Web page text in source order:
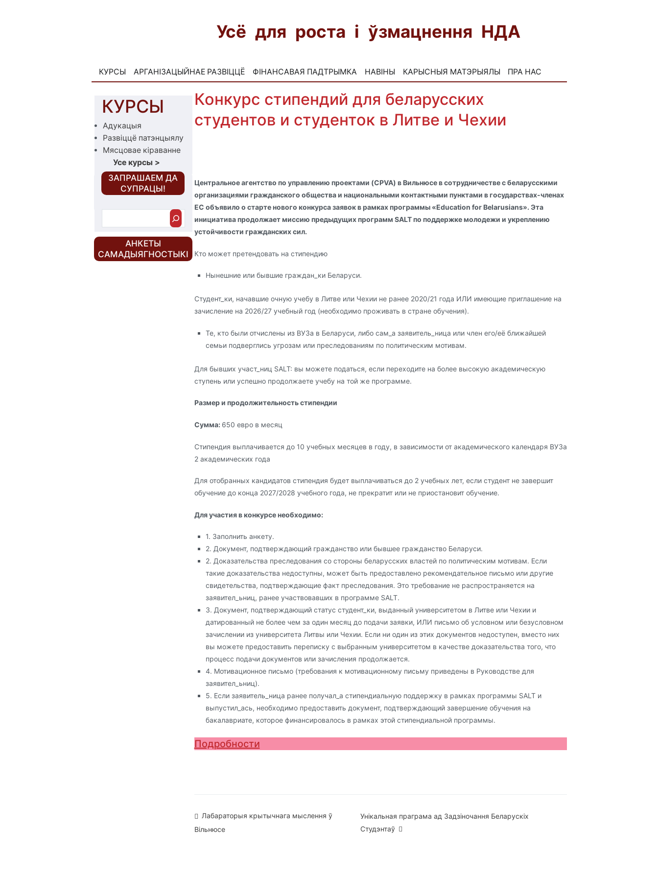
Усё для роста і ўзмацнення НДА
КУРСЫ АРГАНІЗАЦЫЙНАЕ РАЗВІЦЦЁ ФІНАНСАВАЯ ПАДТРЫМКА НАВІНЫ КАРЫСНЫЯ МАТЭРЫЯЛЫ ПРА НАС
FB
КУРСЫ
Адукацыя
Развіццё патэнцыялу
Мясцовае кіраванне
Усе курсы >
‎ЗАПРАШАЕМ ДА
СУПРАЦЫ!
АНКЕТЫ
САМАДЫЯГНОСТЫКІ
Конкурс стипендий для беларусских
студентов и студенток в Литве и Чехии
Центральное агентство по управлению проектами (CPVA) в Вильнюсе в сотрудничестве с беларусскими
организациями гражданского общества и национальными контактными пунктами в государствах-членах
ЕС объявило о старте нового конкурса заявок в рамках программы «Education for Belarusians». Эта
инициатива продолжает миссию предыдущих программ SALT по поддержке молодежи и укреплению
устойчивости гражданских сил.
Кто может претендовать на стипендию
Нынешние или бывшие граждан_ки Беларуси.
Студент_ки, начавшие очную учебу в Литве или Чехии не ранее 2020/21 года ИЛИ имеющие приглашение на
зачисление на 2026/27 учебный год (необходимо проживать в стране обучения).
Те, кто были отчислены из ВУЗа в Беларуси, либо сам_а заявитель_ница или член его/её ближайшей
семьи подверглись угрозам или преследованиям по политическим мотивам.
Для бывших участ_ниц SALT: вы можете податься, если переходите на более высокую академическую
ступень или успешно продолжаете учебу на той же программе.
Размер и продолжительность стипендии
Сумма: 650 евро в месяц
Стипендия выплачивается до 10 учебных месяцев в году, в зависимости от академического календаря ВУЗа
2 академических года
Для отобранных кандидатов стипендия будет выплачиваться до 2 учебных лет, если студент не завершит
обучение до конца 2027/2028 учебного года, не прекратит или не приостановит обучение.
Для участия в конкурсе необходимо:
1. Заполнить анкету.
2. Документ, подтверждающий гражданство или бывшее гражданство Беларуси.
2. Доказательства преследования со стороны беларусских властей по политическим мотивам. Если
такие доказательства недоступны, может быть предоставлено рекомендательное письмо или другие
свидетельства, подтверждающие факт преследования. Это требование не распространяется на
заявител_ьниц, ранее участвовавших в программе SALT.
3. Документ, подтверждающий статус студент_ки, выданный университетом в Литве или Чехии и
датированный не более чем за один месяц до подачи заявки, ИЛИ письмо об условном или безусловном
зачислении из университета Литвы или Чехии. Если ни один из этих документов недоступен, вместо них
вы можете предоставить переписку с выбранным университетом в качестве доказательства того, что
процесс подачи документов или зачисления продолжается.
4. Мотивационное письмо (требования к мотивационному письму приведены в Руководстве для
заявител_ьниц).
5. Если заявитель_ница ранее получал_а стипендиальную поддержку в рамках программы SALT и
выпустил_ась, необходимо предоставить документ, подтверждающий завершение обучения на
бакалавриате, которое финансировалось в рамках этой стипендиальной программы.
Подробности
Навігацыя
Лабараторыя крытычнага мыслення ў
Вільнюсе
Унікальная праграма ад Задзіночання Беларускіх
Студэнтаў